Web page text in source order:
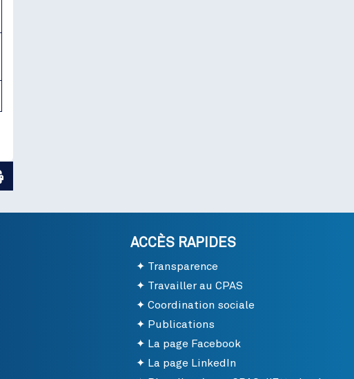
ACCÈS RAPIDES
Transparence
Travailler au CPAS
Coordination sociale
Publications
La page Facebook
La page LinkedIn